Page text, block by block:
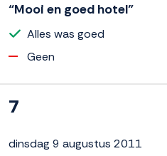
“Mooi en goed hotel”
Alles was goed
Geen
7
dinsdag 9 augustus 2011